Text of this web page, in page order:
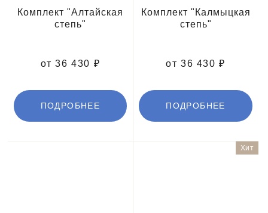
Комплект "Алтайская
степь"
от 36 430 ₽
ПОДРОБНЕЕ
Комплект "Калмыцкая
степь"
от 36 430 ₽
ПОДРОБНЕЕ
Хит